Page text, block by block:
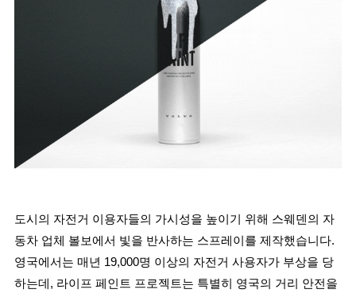
도시의 자전거 이용자들의 가시성을 높이기 위해 스웨덴의 자
동차 업체 볼보에서 빛을 반사하는 스프레이를 제작했습니다.
영국에서는 매년 19,000명 이상의 자전거 사용자가 부상을 당
하는데, 라이프 페인트 프로젝트는 특별히 영국의 거리 안전을